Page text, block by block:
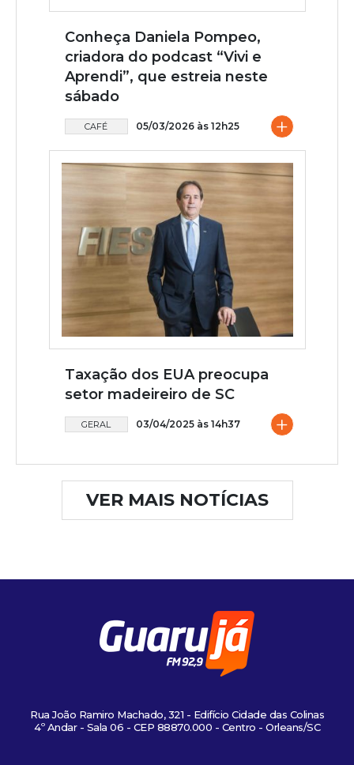
Conheça Daniela Pompeo,
criadora do podcast “Vivi e
Aprendi”, que estreia neste
sábado
CAFÉ 05/03/2026 às 12h25 +
Taxação dos EUA preocupa
setor madeireiro de SC
GERAL 03/04/2025 às 14h37 +
VER MAIS NOTÍCIAS
Rua João Ramiro Machado, 321 - Edifício Cidade das Colinas
4º Andar - Sala 06 - CEP 88870.000 - Centro - Orleans/SC